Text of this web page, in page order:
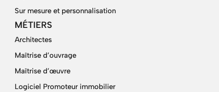
Sur mesure et personnalisation
MÉTIERS
Architectes
Maîtrise d’ouvrage
Maîtrise d’œuvre
Logiciel Promoteur immobilier